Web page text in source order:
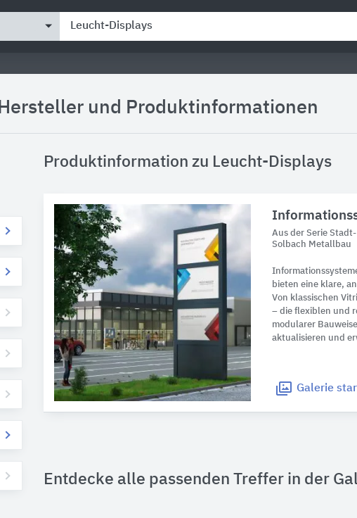
Hersteller und Produktinformationen
Produktinformation zu Leucht-Displays
Aus der Serie
Solbach Metallbau
bieten eine klare,
Von klassischen
– die flexiblen und
modularer
aktualisieren und
Galerie
Entdecke alle passenden Treffer in der